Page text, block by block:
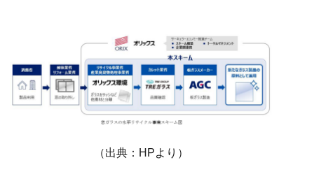
（出典：HPより）